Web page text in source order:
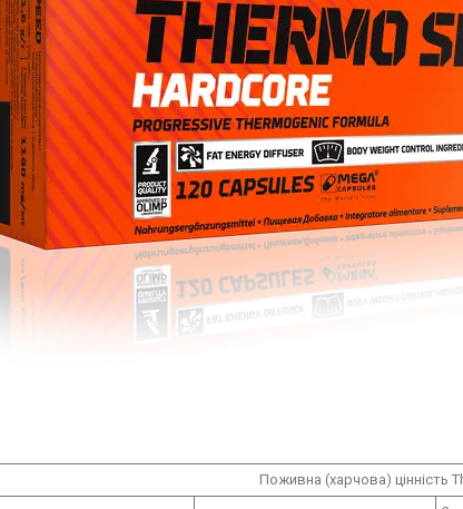
Поживна (харчова) цінність